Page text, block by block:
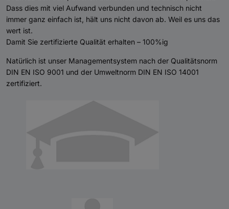
Dass dies mit viel Aufwand verbunden und technisch nicht
immer ganz einfach ist, hält uns nicht davon ab. Weil es uns das
wert ist.
Damit Sie zertifizierte Qualität erhalten – 100%ig
Natürlich ist unser Managementsystem nach der Qualitätsnorm
DIN EN ISO 9001 und der Umweltnorm DIN EN ISO 14001
zertifiziert.